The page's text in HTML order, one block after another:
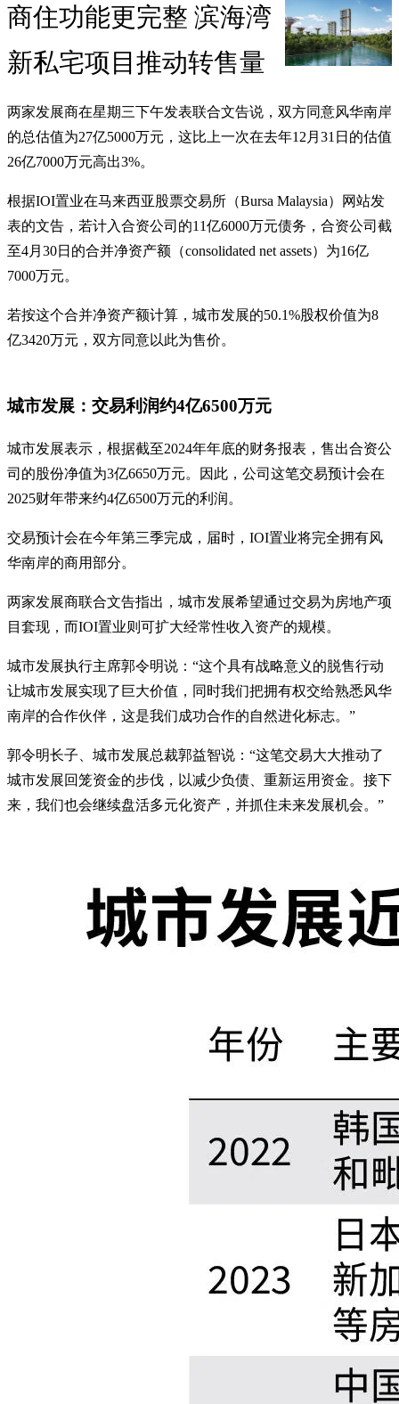
商住功能更完整 滨海湾
新私宅项目推动转售量
两家发展商在星期三下午发表联合文告说，双方同意风华南岸
的总估值为27亿5000万元，这比上一次在去年12月31日的估值
26亿7000万元高出3%。
根据IOI置业在马来西亚股票交易所（Bursa Malaysia）网站发
表的文告，若计入合资公司的11亿6000万元债务，合资公司截
至4月30日的合并净资产额（consolidated net assets）为16亿
7000万元。
若按这个合并净资产额计算，城市发展的50.1%股权价值为8
亿3420万元，双方同意以此为售价。
城市发展：交易利润约4亿6500万元
城市发展表示，根据截至2024年年底的财务报表，售出合资公
司的股份净值为3亿6650万元。因此，公司这笔交易预计会在
2025财年带来约4亿6500万元的利润。
交易预计会在今年第三季完成，届时，IOI置业将完全拥有风
华南岸的商用部分。
两家发展商联合文告指出，城市发展希望通过交易为房地产项
目套现，而IOI置业则可扩大经常性收入资产的规模。
城市发展执行主席郭令明说：“这个具有战略意义的脱售行动
让城市发展实现了巨大价值，同时我们把拥有权交给熟悉风华
南岸的合作伙伴，这是我们成功合作的自然进化标志。”
郭令明长子、城市发展总裁郭益智说：“这笔交易大大推动了
城市发展回笼资金的步伐，以减少负债、重新运用资金。接下
来，我们也会继续盘活多元化资产，并抓住未来发展机会。”